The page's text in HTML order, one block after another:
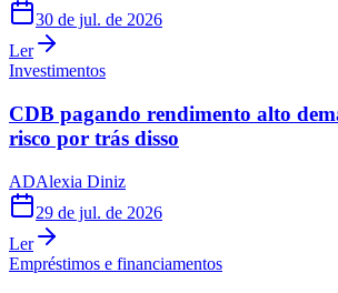
30 de jul. de 2026
Ler
Investimentos
CDB pagando rendimento alto
risco por trás disso
ADAlexia Diniz
29 de jul. de 2026
Ler
Empréstimos e financiamentos